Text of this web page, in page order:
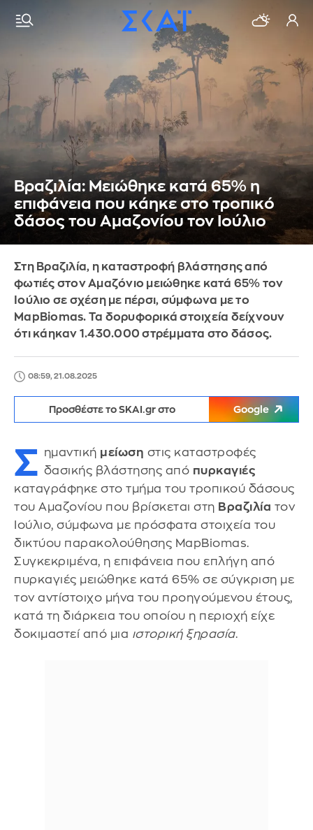
Βραζιλία: Μειώθηκε κατά 65% η
επιφάνεια που κάηκε στο τροπικό
δάσος του Αμαζονίου τον Ιούλιο
Στη Βραζιλία, η καταστροφή βλάστησης από
φωτιές στον Αμαζόνιο μειώθηκε κατά 65% τον
Ιούλιο σε σχέση με πέρσι, σύμφωνα με το
MapBiomas. Τα δορυφορικά στοιχεία δείχνουν
ότι κάηκαν 1.430.000 στρέμματα στο δάσος.
08:59, 21.08.2025
Προσθέστε το SKAI.gr στο Google
Σ ημαντική μείωση στις καταστροφές
δασικής βλάστησης από πυρκαγιές
καταγράφηκε στο τμήμα του τροπικού δάσους
του Αμαζονίου που βρίσκεται στη Βραζιλία τον
Ιούλιο, σύμφωνα με πρόσφατα στοιχεία του
δικτύου παρακολούθησης MapBiomas.
Συγκεκριμένα, η επιφάνεια που επλήγη από
πυρκαγιές μειώθηκε κατά 65% σε σύγκριση με
τον αντίστοιχο μήνα του προηγούμενου έτους,
κατά τη διάρκεια του οποίου η περιοχή είχε
δοκιμαστεί από μια ιστορική ξηρασία.